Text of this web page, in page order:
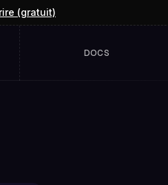
(gratuit)
DOCS